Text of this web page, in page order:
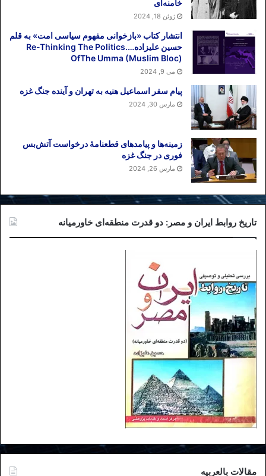
خامنه‌ای
ژوئن 18, 2024
انتشار کتاب «بازخوانی مفهوم سیاسی امت» به قلم
حسین علیزاده….Re-Thinking The Politics
OfThe Umma (Muslim Bloc)
می 9, 2024
پیام سفر اسماعیل هنیه به تهران و آینده جنگ غزه
مارس 30, 2024
زمینه‌ها و پیامدهای قطعنامهٔ درخواست آتش‌بس
فوری در جنگ غزه
مارس 26, 2024
تاریخ روابط ایران و مصر: دو قدرت منطقه‌ای خاورمیانه
مقالات بالعربیه